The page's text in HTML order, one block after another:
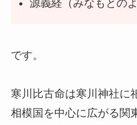
源義経（みなもとのよ
です。
寒川比古命は寒川神社に
相模国を中心に広がる関